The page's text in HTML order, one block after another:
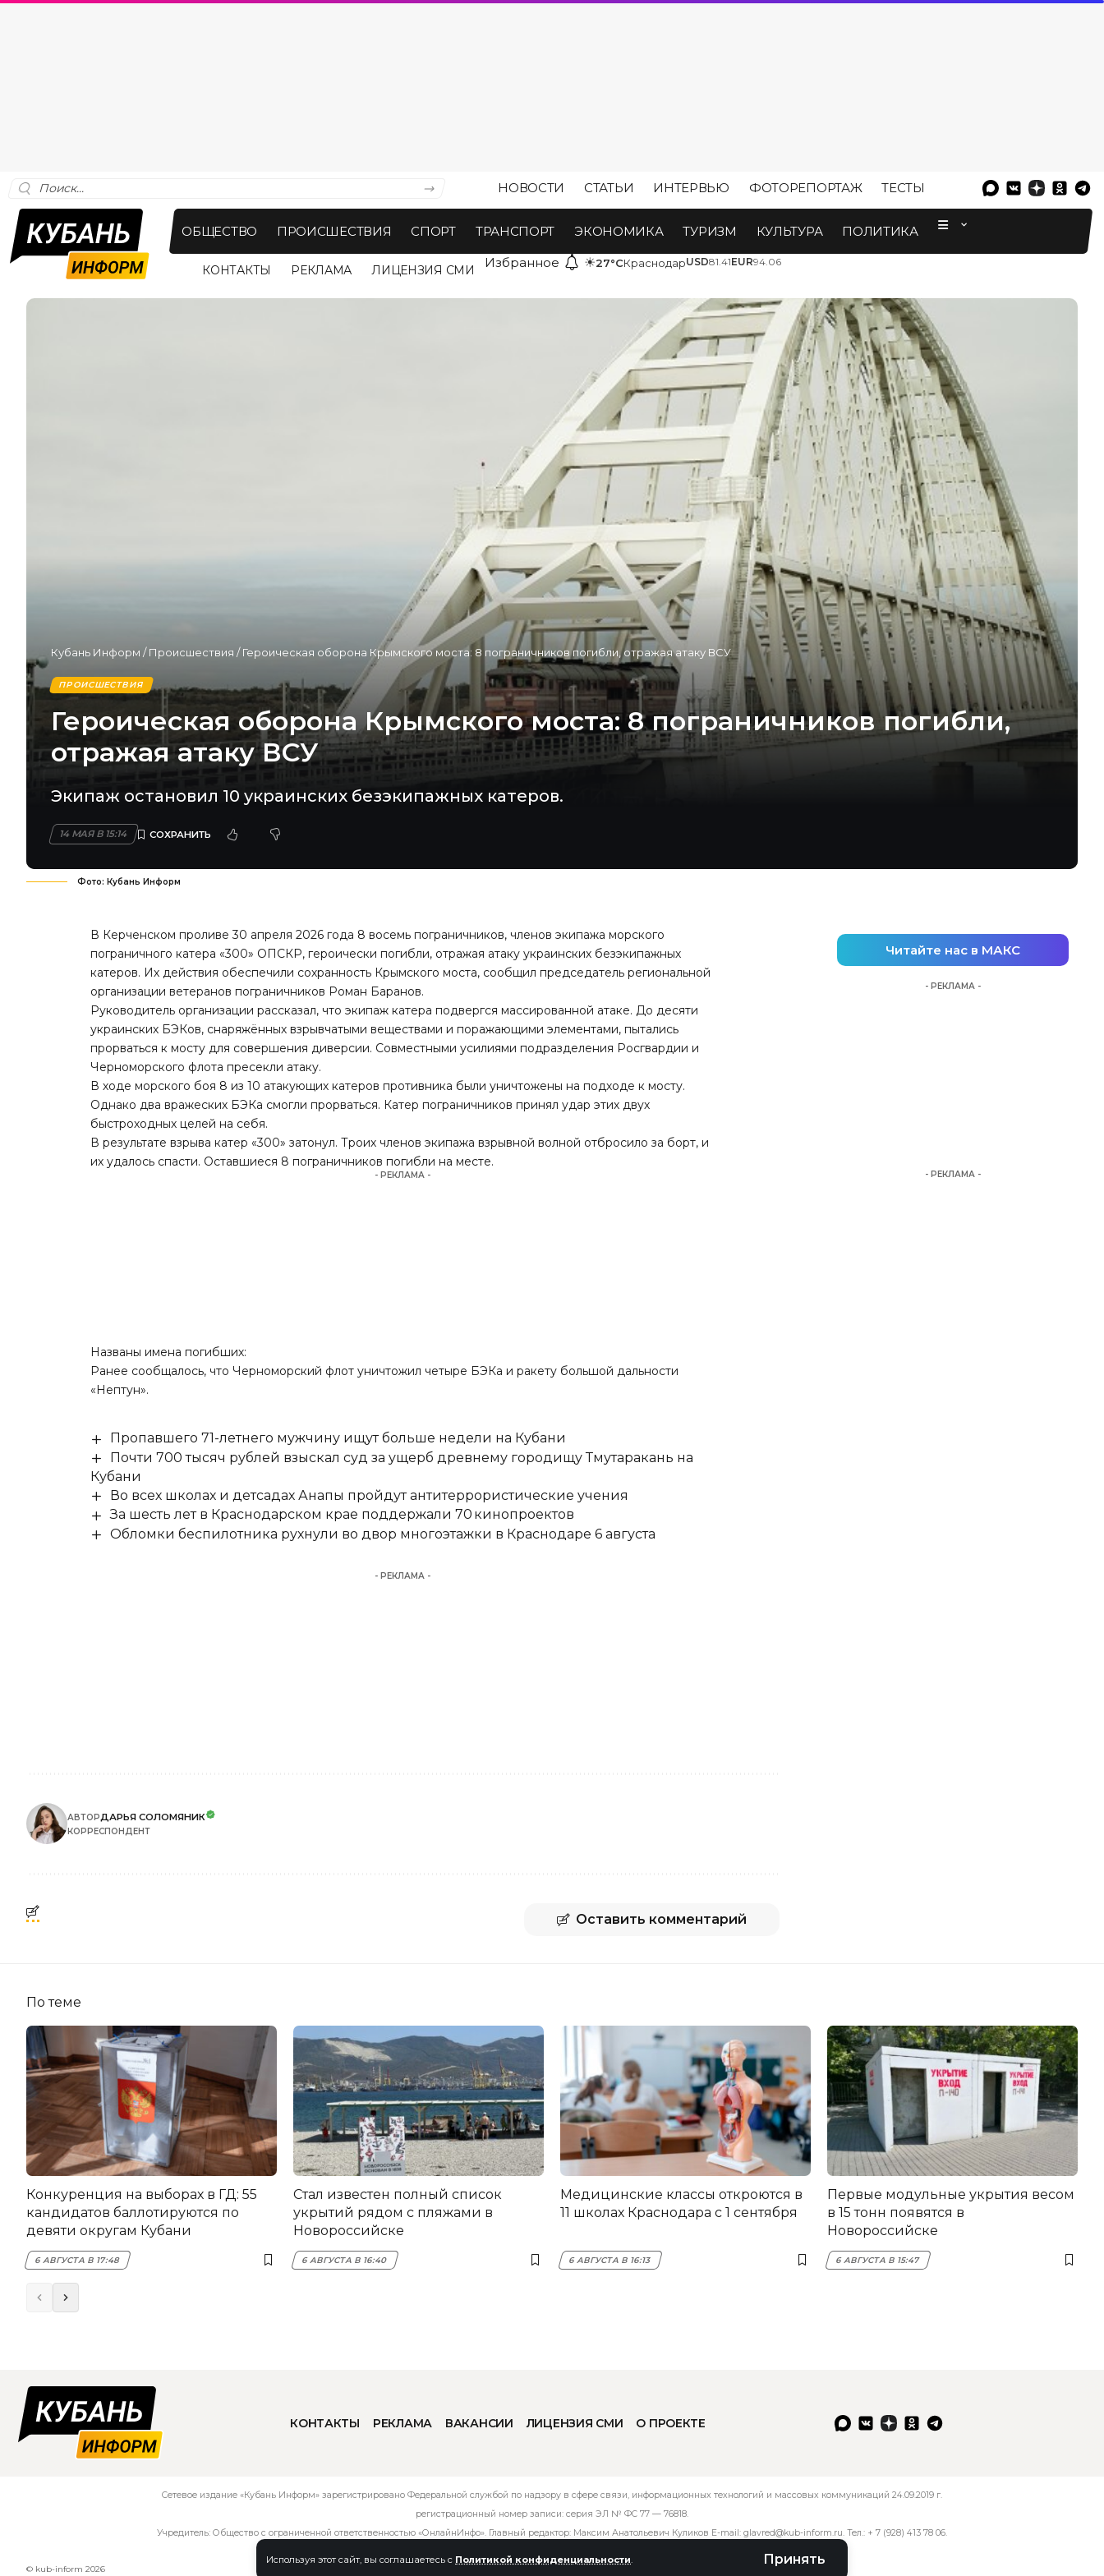
Используя этот сайт, вы соглашаетесь с Политикой конфиденциальности Принять
НОВОСТИ СТАТЬИ ИНТЕРВЬЮ ФОТОРЕПОРТАЖ ТЕСТЫ
ОБЩЕСТВО ПРОИСШЕСТВИЯ СПОРТ ТРАНСПОРТ ЭКОНОМИКА ТУРИЗМ КУЛЬТУРА ПОЛИТИКА
КОНТАКТЫ РЕКЛАМА ЛИЦЕНЗИЯ СМИ Избранное ☀27°CКраснодарUSD81.41EUR94.06
Кубань Информ /Происшествия /Героическая оборона Крымского моста: 8 пограничников погибли, отражая атаку ВСУ
ПРОИСШЕСТВИЯ
Героическая оборона Крымского моста: 8 пограничников погибли,
отражая атаку ВСУ
Экипаж остановил 10 украинских безэкипажных катеров.
14 МАЯ В 15:14
Фото: Кубань Информ
В Керченском проливе 30 апреля 2026 года 8 восемь пограничников, членов экипажа морского
пограничного катера «300» ОПСКР, героически погибли, отражая атаку украинских безэкипажных
катеров. Их действия обеспечили сохранность Крымского моста, сообщил председатель региональной
организации ветеранов пограничников Роман Баранов.
Руководитель организации рассказал, что экипаж катера подвергся массированной атаке. До десяти
украинских БЭКов, снаряжённых взрывчатыми веществами и поражающими элементами, пытались
прорваться к мосту для совершения диверсии. Совместными усилиями подразделения Росгвардии и
Черноморского флота пресекли атаку.
В ходе морского боя 8 из 10 атакующих катеров противника были уничтожены на подходе к мосту.
Однако два вражеских БЭКа смогли прорваться. Катер пограничников принял удар этих двух
быстроходных целей на себя.
В результате взрыва катер «300» затонул. Троих членов экипажа взрывной волной отбросило за борт, и
их удалось спасти. Оставшиеся 8 пограничников погибли на месте.
- РЕКЛАМА -
Названы имена погибших:
Ранее сообщалось, что Черноморский флотуничтожил четыре БЭКа и ракету большой дальности
«Нептун».
Пропавшего 71-летнего мужчину ищут больше недели на Кубани
Почти 700 тысяч рублей взыскал суд за ущерб древнему городищу Тмутаракань на
Кубани
Во всех школах и детсадах Анапы пройдут антитеррористические учения
За шесть лет в Краснодарском крае поддержали 70 кинопроектов
Обломки беспилотника рухнули во двор многоэтажки в Краснодаре 6 августа
- РЕКЛАМА -
АВТОРДАРЬЯ СОЛОМЯНИК
КОРРЕСПОНДЕНТ
Оставить комментарий
Читайте нас в МАКС
- РЕКЛАМА -
- РЕКЛАМА -
По теме
Конкуренция на выборах в ГД: 55
кандидатов баллотируются по
девяти округам Кубани
6 АВГУСТА В 17:48
Стал известен полный список
укрытий рядом с пляжами в
Новороссийске
6 АВГУСТА В 16:40
Медицинские классы откроются в
11 школах Краснодара с 1 сентября
6 АВГУСТА В 16:13
Первые модульные укрытия весом
в 15 тонн появятся в
Новороссийске
6 АВГУСТА В 15:47
КОНТАКТЫ РЕКЛАМА ВАКАНСИИ ЛИЦЕНЗИЯ СМИ О ПРОЕКТЕ
Сетевое издание «Кубань Информ» зарегистрировано Федеральной службой по надзору в сфере связи, информационных технологий и массовых коммуникаций 24.09.2019 г.
регистрационный номер записи: серия ЭЛ № ФС 77 — 76818.
Учредитель: Общество с ограниченной ответственностью «ОнлайнИнфо». Главный редактор: Максим Анатольевич Куликов E-mail: glavred@kub-inform.ru. Тел.: + 7 (928) 413 78 06.
© kub-inform 2026